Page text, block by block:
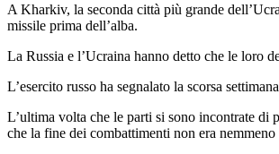
A Kharkiv, la seconda città più grande
missile prima dell’alba.
La Russia e l’Ucraina hanno detto che le loro
L’esercito russo ha segnalato la scorsa
L’ultima volta che le parti si sono incontrate di
che la fine dei combattimenti non era